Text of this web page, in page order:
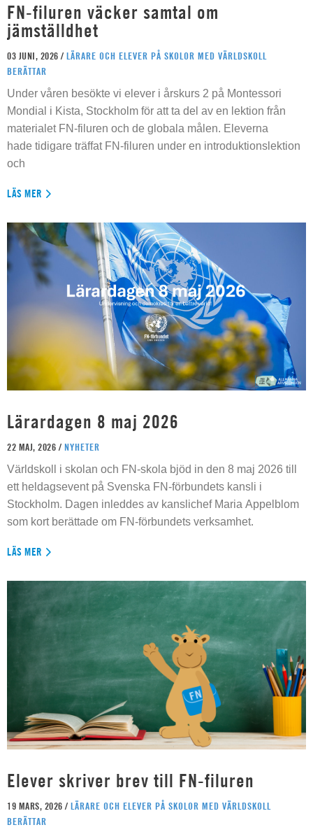
FN-filuren väcker samtal om
jämställdhet
03 JUNI, 2026 / LÄRARE OCH ELEVER PÅ SKOLOR MED VÄRLDSKOLL
BERÄTTAR
Under våren besökte vi elever i årskurs 2 på Montessori
Mondial i Kista, Stockholm för att ta del av en lektion från
materialet FN-filuren och de globala målen. Eleverna
hade tidigare träffat FN-filuren under en introduktionslektion
och
LÄS MER
Lärardagen 8 maj 2026
22 MAJ, 2026 / NYHETER
Världskoll i skolan och FN-skola bjöd in den 8 maj 2026 till
ett heldagsevent på Svenska FN-förbundets kansli i
Stockholm. Dagen inleddes av kanslichef Maria Appelblom
som kort berättade om FN-förbundets verksamhet.
LÄS MER
Elever skriver brev till FN-filuren
19 MARS, 2026 / LÄRARE OCH ELEVER PÅ SKOLOR MED VÄRLDSKOLL
BERÄTTAR